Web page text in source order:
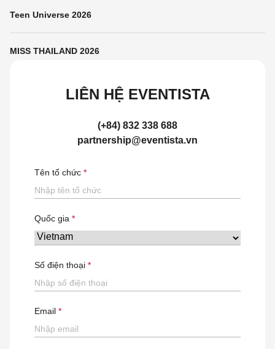
Teen Universe 2026
MISS THAILAND 2026
LIÊN HỆ EVENTISTA
(+84) 832 338 688
partnership@eventista.vn
Tên tổ chức
Quốc gia
Số điện thoại
Email